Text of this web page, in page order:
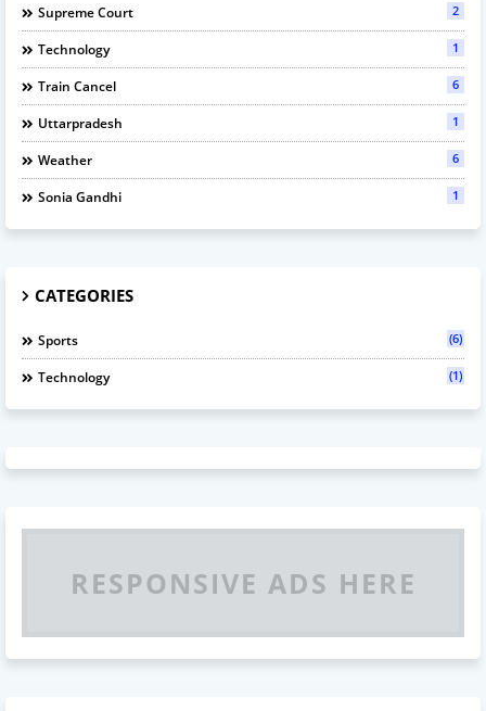
Supreme Court 2
Technology 1
Train Cancel 6
Uttarpradesh 1
Weather 6
Sonia Gandhi 1
CATEGORIES
Sports (6)
Technology (1)
RESPONSIVE ADS HERE